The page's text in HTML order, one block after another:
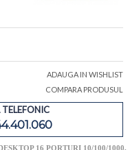
ADAUGA IN WISHLIST
COMPARA PRODUSUL
16 PORTURI 10/100/1000,